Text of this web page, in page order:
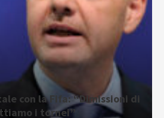
con la Fifa: “Dimissioni di
i tornei”